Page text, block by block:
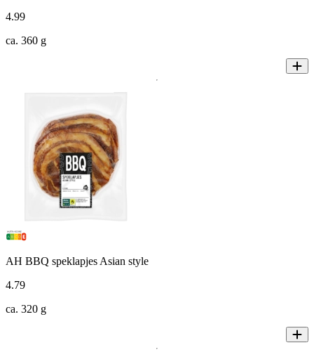
4.99
ca. 360 g
AH BBQ speklapjes Asian style
4.79
ca. 320 g